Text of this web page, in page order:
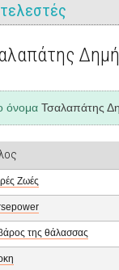
όνομα Τσαλαπάτης
Ζωές
της θάλασσας